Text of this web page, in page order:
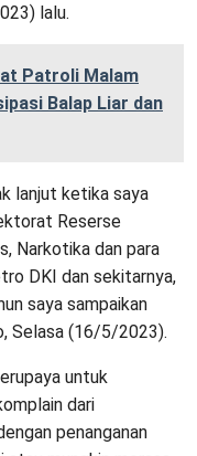
lalu.
Patroli Malam
Balap Liar dan
lanjut ketika saya
Reserse
Narkotika dan para
DKI dan sekitarnya,
saya sampaikan
Selasa (16/5/2023).
untuk
dari
penanganan